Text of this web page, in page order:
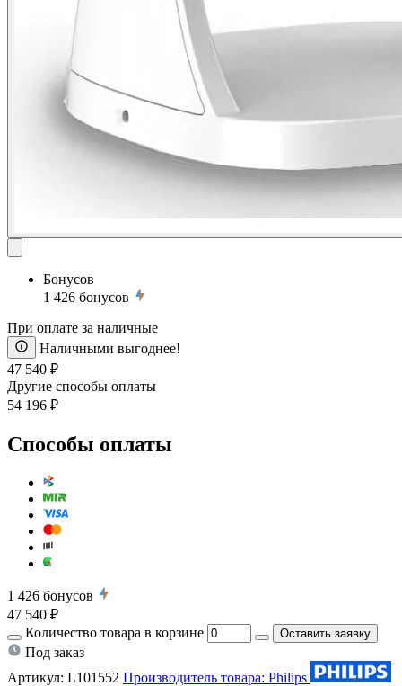
Бонусов
1 426 бонусов
При оплате за наличные
Наличными выгоднее!
47 540 ₽
Другие способы оплаты
54 196 ₽
Способы оплаты
1 426 бонусов
47 540 ₽
Количество товара в корзине
Оставить заявку
Под заказ
Артикул: L101552 Производитель товара: Philips